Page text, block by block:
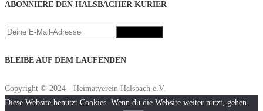
ABONNIERE DEN HALSBACHER KURIER
BLEIBE AUF DEM LAUFENDEN
Copyright © 2024 - Heimatverein Halsbach e.V.
Diese Website benutzt Cookies. Wenn du die Website weiter nutzt, gehen